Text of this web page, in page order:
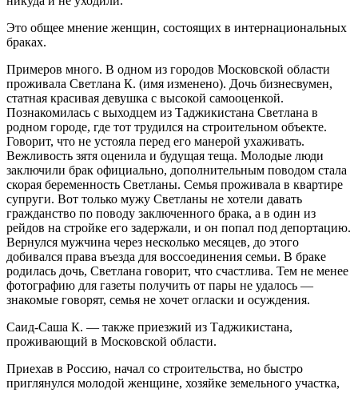
Это общее мнение женщин, состоящих в интернациональных
браках.
Примеров много. В одном из городов Московской области
проживала Светлана К. (имя изменено). Дочь бизнесвумен,
статная красивая девушка с высокой самооценкой.
Познакомилась с выходцем из Таджикистана Светлана в
родном городе, где тот трудился на строительном объекте.
Говорит, что не устояла перед его манерой ухаживать.
Вежливость зятя оценила и будущая теща. Молодые люди
заключили брак официально, дополнительным поводом стала
скорая беременность Светланы. Семья проживала в квартире
супруги. Вот только мужу Светланы не хотели давать
гражданство по поводу заключенного брака, а в один из
рейдов на стройке его задержали, и он попал под депортацию.
Вернулся мужчина через несколько месяцев, до этого
добивался права въезда для воссоединения семьи. В браке
родилась дочь, Светлана говорит, что счастлива. Тем не менее
фотографию для газеты получить от пары не удалось —
знакомые говорят, семья не хочет огласки и осуждения.
Саид-Саша К. — также приезжий из Таджикистана,
проживающий в Московской области.
Приехав в Россию, начал со строительства, но быстро
приглянулся молодой женщине, хозяйке земельного участка,